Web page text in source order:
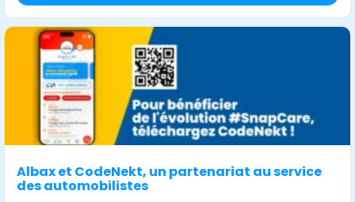
Albax et CodeNekt, un partenariat au service
des automobilistes